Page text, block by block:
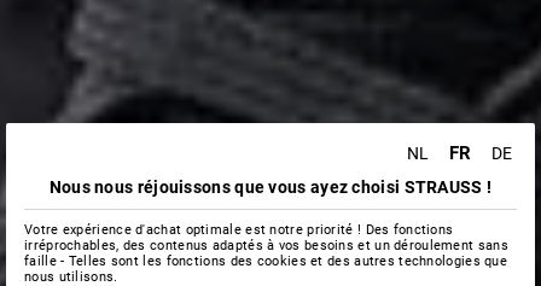
NL FR
DE
Nous nous réjouissons que vous ayez choisi STRAUSS !
Votre expérience d'achat optimale est notre priorité ! Des fonctions
irréprochables, des contenus adaptés à vos besoins et un déroulement sans
faille - Telles sont les fonctions des cookies et des autres technologies que
nous utilisons.